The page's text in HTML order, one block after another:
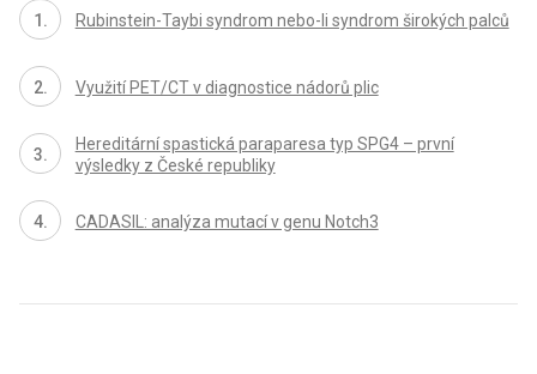
Rubinstein-Taybi syndrom nebo-li syndrom širokých palců
Využití PET/CT v diagnostice nádorů plic
Hereditární spastická paraparesa typ SPG4 – první
výsledky z České republiky
CADASIL: analýza mutací v genu Notch3